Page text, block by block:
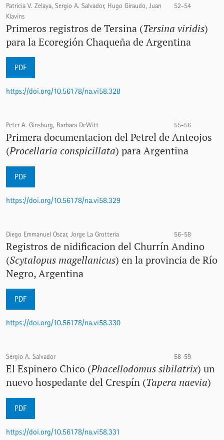
Patricia V. Zelaya, Sergio A. Salvador, Hugo Giraudo, Juan
Klavins
52-54
Primeros registros de Tersina (Tersina viridis)
para la Ecoregión Chaqueña de Argentina
PDF
https://doi.org/10.56178/na.vi58.328
Peter A. Ginsburg, Barbara DeWitt 55-56
Primera documentacion del Petrel de Anteojos
(Procellaria conspicillata) para Argentina
PDF
https://doi.org/10.56178/na.vi58.329
Diego Emmanuel Oscar, Jorge La Grotteria 56-58
Registros de nidificacion del Churrín Andino
(Scytalopus magellanicus) en la provincia de Río
Negro, Argentina
PDF
https://doi.org/10.56178/na.vi58.330
Sergio A. Salvador 58-59
El Espinero Chico (Phacellodomus sibilatrix) un
nuevo hospedante del Crespín (Tapera naevia)
PDF
https://doi.org/10.56178/na.vi58.331